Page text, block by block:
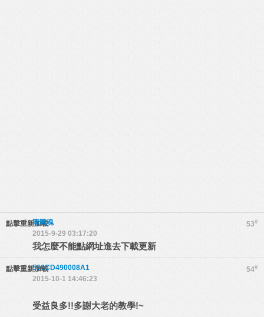
點擊重新加載 53#
龍戰魂
2015-9-29 03:17:20
我怎麼不能點網址進去下載更新
點擊重新加載 54#
560CD490008A1
2015-10-1 14:46:23
受益良多!!多謝大老的教學!~